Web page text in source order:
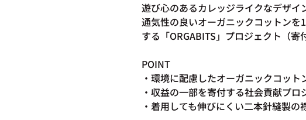
遊び心のあるカレッジライクなデザイ
通気性の良いオーガニックコットンを
する「ORGABITS」プロジェクト （寄
POINT
・環境に配慮したオーガニックコット
・収益の一部を寄付する社会貢献プロ
・着用しても伸びにくい二本針縫製の